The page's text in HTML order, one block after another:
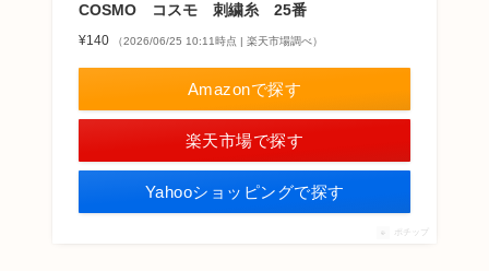
COSMO コスモ 刺繍糸 25番
¥140 （2026/06/25 10:11時点 | 楽天市場調べ）
Amazonで探す
楽天市場で探す
Yahooショッピングで探す
ポチップ